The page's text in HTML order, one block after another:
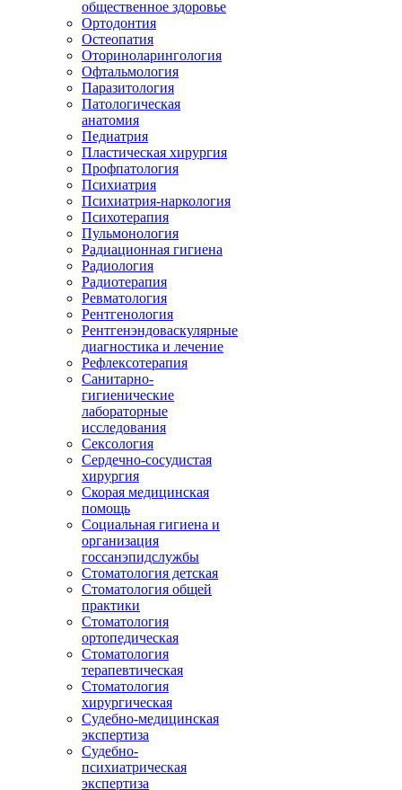
общественное здоровье
Ортодонтия
Остеопатия
Оториноларингология
Офтальмология
Паразитология
Патологическая
анатомия
Педиатрия
Пластическая хирургия
Профпатология
Психиатрия
Психиатрия-наркология
Психотерапия
Пульмонология
Радиационная гигиена
Радиология
Радиотерапия
Ревматология
Рентгенология
Рентгенэндоваскулярные
диагностика и лечение
Рефлексотерапия
Санитарно-
гигиенические
лабораторные
исследования
Сексология
Сердечно-сосудистая
хирургия
Скорая медицинская
помощь
Социальная гигиена и
организация
госсанэпидслужбы
Стоматология детская
Стоматология общей
практики
Стоматология
ортопедическая
Стоматология
терапевтическая
Стоматология
хирургическая
Судебно-медицинская
экспертиза
Судебно-
психиатрическая
экспертиза